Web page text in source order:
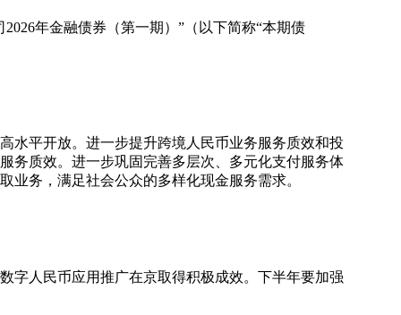
年金融债券（第一期）”（以下简称“本期债
水平开放。进一步提升跨境人民币业务服务质效和投
务质效。进一步巩固完善多层次、多元化支付服务体
务，满足社会公众的多样化现金服务需求。
字人民币应用推广在京取得积极成效。下半年要加强